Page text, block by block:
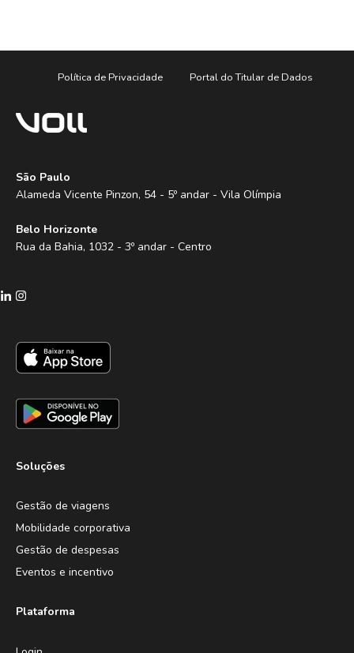
Política de Privacidade Portal do Titular de Dados
São Paulo
Alameda Vicente Pinzon, 54 - 5º andar - Vila Olímpia
Belo Horizonte
Rua da Bahia, 1032 - 3º andar - Centro
Soluções
Gestão de viagens
Mobilidade corporativa
Gestão de despesas
Eventos e incentivo
Plataforma